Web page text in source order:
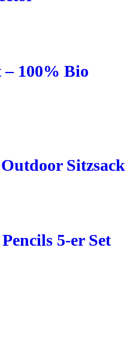
– 100% Bio
Sitzsack
5-er Set